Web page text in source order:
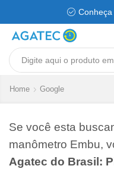
Home Google
Se você esta
manômetro Embu,
Agatec do Brasil: